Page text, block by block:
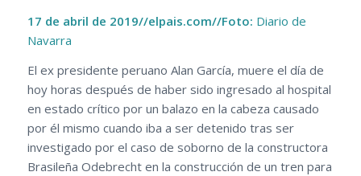
17 de abril de 2019//elpais.com//Foto: Diario de
Navarra
El ex presidente peruano Alan García, muere el día de
hoy horas después de haber sido ingresado al hospital
en estado crítico por un balazo en la cabeza causado
por él mismo cuando iba a ser detenido tras ser
investigado por el caso de soborno de la constructora
Brasileña Odebrecht en la construcción de un tren para